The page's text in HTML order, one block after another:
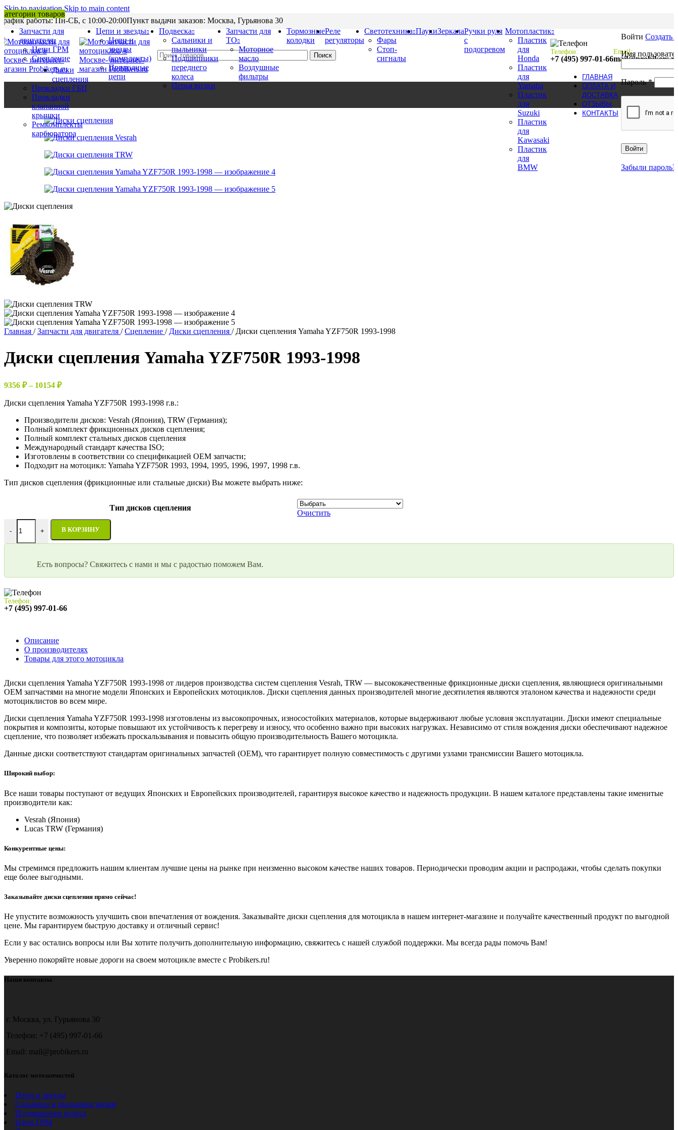
Skip to navigationSkip to main content
работы: Пн-CБ, с 10:00-20:00Пункт выдачи заказов: Москва, Гурьянова 30
Поиск Телефон:
+7 (495) 997-01-66
Email:
товаров
Запчасти для
двигателя
Цепи ГРМ
Сцепление
Диски
сцепления
Прокладки ГБЦ
Прокладки
клапанной
крышки
Ремкомплекты
карбюратора
Цепи и звезды
Цепи и
звезды
(комплекты)
Приводные
цепи
Подвеска
Сальники и
пыльники
Подшипники
переднего
колеса
Перья вилки
Запчасти для
ТО
Моторное
масло
Воздушные
фильтры
Тормозные
колодки
Реле
регуляторы
Cветотехника
Фары
Стоп-
сигналы
ПаукиЗеркалаРучки руля
с
подогревом
Мотопластик
Пластик
для
Honda
Пластик
для
Yamaha
Пластик
для
Suzuki
Пластик
для
Kawasaki
Пластик
для
BMW
ГЛАВНАЯ
ОПЛАТА И
ДОСТАВКА
ОТЗЫВЫ
КОНТАКТЫ
Войти Создать
Имя
Пароль*
Войти
Забыли пароль?
Главная / Запчасти для двигателя / Сцепление / Диски сцепления / Диски сцепления Yamaha YZF750R 1993-1998
Диски сцепления Yamaha YZF750R 1993-1998
9356 ₽ – 10154 ₽Диапазон
9356 ₽
10154 ₽
Диски сцепления Yamaha YZF750R 1993-1998 г.в.:
Производители дисков: Vesrah (Япония), TRW (Германия);
Полный комплект фрикционных дисков сцепления;
Полный комплект стальных дисков сцепления
Международный стандарт качества ISO;
Изготовлены в соответствии со спецификацией OEM запчасти;
Подходит на мотоцикл: Yamaha YZF750R 1993, 1994, 1995, 1996, 1997, 1998 г.в.
Тип дисков сцепления (фрикционные или стальные диски) Вы можете выбрать ниже:
Тип дисков сцепления
Очистить
-
Количество товара Диски сцепления Yamaha YZF750R 1993-1998
+ В КОРЗИНУ
Есть вопросы? Свяжитесь с нами и мы с радостью поможем Вам.
Телефон:
+7 (495) 997-01-66
Описание
О производителях
Товары для этого мотоцикла
Диски сцепления Yamaha YZF750R 1993-1998 от лидеров производства систем сцепления Vesrah, TRW — высококачественные фрикционные диски сцепления, являющиеся оригинальными
OEM запчастями на многие модели Японских и Европейских мотоциклов. Диски сцепления данных производителей многие десятилетия являются эталоном качества и надежности среди
мотоциклистов во всем мире.
Диски сцепления Yamaha YZF750R 1993-1998 изготовлены из высокопрочных, износостойких материалов, которые выдерживают любые условия эксплуатации. Диски имеют специальные
покрытия и композиты, которые повышают их устойчивость к перегреву и износу, что особенно важно при высоких нагрузках. Независимо от стиля вождения диски обеспечивают надежное
сцепление, что позволяет избежать проскальзывания и повысить общую производительность Вашего мотоцикла.
Данные диски соответствуют стандартам оригинальных запчастей (OEM), что гарантирует полную совместимость с другими узлами трансмиссии Вашего мотоцикла.
Широкий выбор:
Все наши товары поступают от ведущих Японских и Европейских производителей, гарантируя высокое качество и надежность продукции. В нашем каталоге представлены такие именитые
производители как:
Vesrah (Япония)
Lucas TRW (Германия)
Конкурентные цены:
Мы стремимся предложить нашим клиентам лучшие цены на рынке при неизменно высоком качестве наших товаров. Периодически проводим акции и распродажи, чтобы сделать покупки
еще более выгодными.
Заказывайте диски сцепления прямо сейчас!
Не упустите возможность улучшить свои впечатления от вождения. Заказывайте диски сцепления для мотоцикла в нашем интернет-магазине и получайте качественный продукт по выгодной
цене. Мы гарантируем быструю доставку и отличный сервис!
Если у вас остались вопросы или Вы хотите получить дополнительную информацию, свяжитесь с нашей службой поддержки. Мы всегда рады помочь Вам!
Уверенно покоряйте новые дороги на своем мотоцикле вместе с Probikers.ru!
Наши контакты
г. Москва, ул. Гурьянова 30
Телефон: +7 (495) 997-01-66
Email: mail@probikers.ru
Каталог мотозапчастей
Цепи и звезды
Сальники и пыльники вилки
Подшипники колеса
Цепи ГРМ